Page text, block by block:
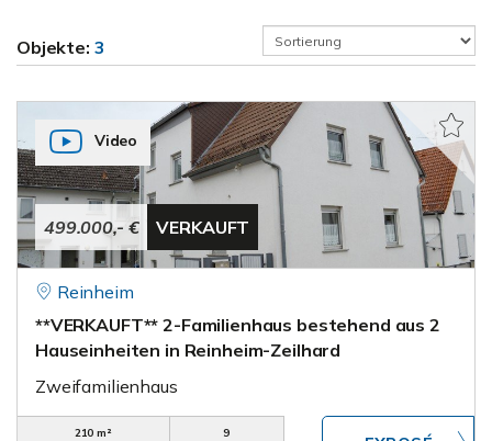
Objekte: 3
499.000,- € VERKAUFT
Video
Reinheim
**VERKAUFT** 2-Familienhaus bestehend aus 2
Hauseinheiten in Reinheim-Zeilhard
Zweifamilienhaus
210 m²
9